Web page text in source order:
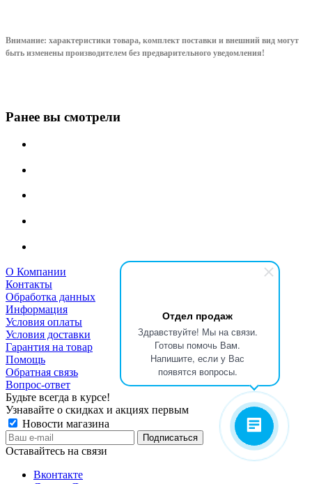
Отдел продаж
Здравствуйте! Мы на связи.
Готовы помочь Вам.
Напишите, если у Вас
появятся вопросы.
Внимание: характеристики товара, комплект поставки и внешний вид могут
быть изменены производителем без предварительного уведомления!
Ранее вы смотрели
О Компании
Контакты
Обработка данных
Информация
Условия оплаты
Условия доставки
Гарантия на товар
Помощь
Обратная связь
Вопрос-ответ
Будьте всегда в курсе!
Узнавайте о скидках и акциях первым
Новости магазина
Оставайтесь на связи
Вконтакте